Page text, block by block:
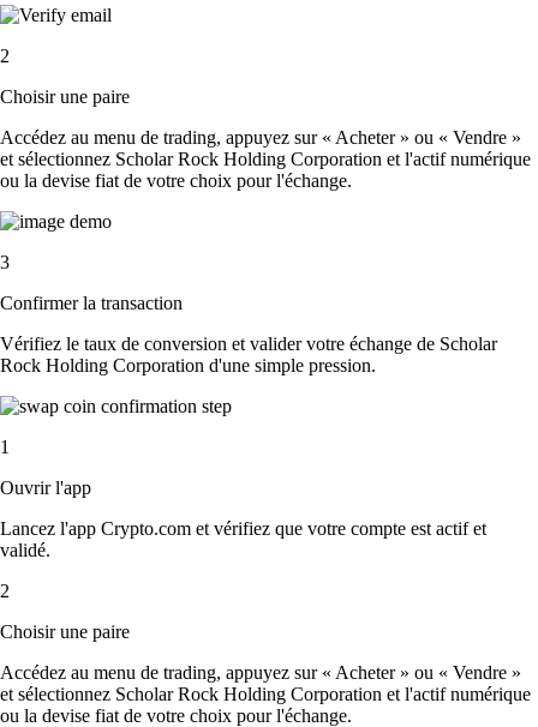
2
Choisir une paire
Accédez au menu de trading, appuyez sur « Acheter » ou « Vendre »
et sélectionnez Scholar Rock Holding Corporation et l'actif numérique
ou la devise fiat de votre choix pour l'échange.
3
Confirmer la transaction
Vérifiez le taux de conversion et valider votre échange de Scholar
Rock Holding Corporation d'une simple pression.
1
Ouvrir l'app
Lancez l'app Crypto.com et vérifiez que votre compte est actif et
validé.
2
Choisir une paire
Accédez au menu de trading, appuyez sur « Acheter » ou « Vendre »
et sélectionnez Scholar Rock Holding Corporation et l'actif numérique
ou la devise fiat de votre choix pour l'échange.